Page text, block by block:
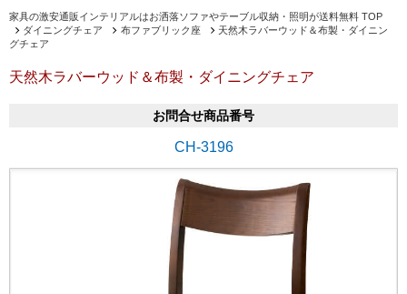
家具の激安通販インテリアルはお洒落ソファやテーブル収納・照明が送料無料 TOP
ダイニングチェア
布ファブリック座
天然木ラバーウッド＆布製・ダイニン
グチェア
天然木ラバーウッド＆布製・ダイニングチェア
お問合せ商品番号
CH-3196